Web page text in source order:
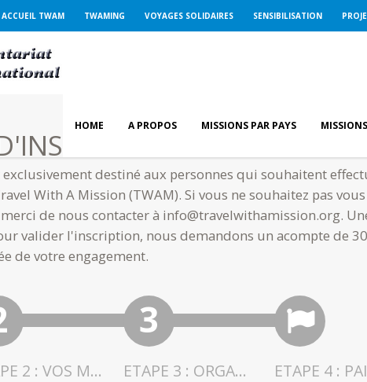
ACCUEIL TWAM TWAMING VOYAGES SOLIDAIRES SENSIBILISATION
HOME A PROPOS MISSIONS PAR PAYS
exclusivement destiné aux personnes qui souhaitent
With A Mission (TWAM). Si vous ne souhaitez pas
de nous contacter à info@travelwithamission.org.
valider l'inscription, nous demandons un acompte de
de votre engagement.
DE L'ACOMPTE
ETAPE 2 : VOS MISSIONS ETAPE 3 : ORGANISATION